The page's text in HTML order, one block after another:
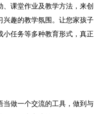
课堂作业及教学方法，来创
趣的教学氛围。让您家孩子
任务等多种教育形式，真正
做一个交流的工具，做到与